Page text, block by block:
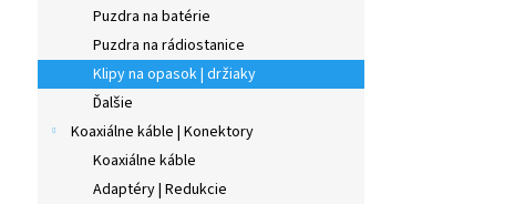
Puzdra na batérie
Puzdra na rádiostanice
Klipy na opasok | držiaky
Ďalšie
Koaxiálne káble | Konektory
Koaxiálne káble
Adaptéry | Redukcie